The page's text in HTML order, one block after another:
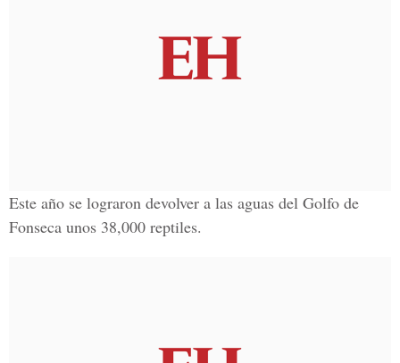
Este año se lograron devolver a las aguas del Golfo de
Fonseca unos 38,000 reptiles.